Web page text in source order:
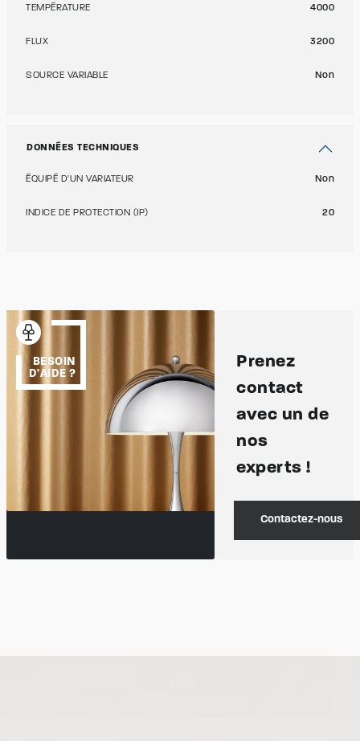
TEMPÉRATURE 4000
FLUX 3200
SOURCE VARIABLE Non
DONNÉES TECHNIQUES
ÉQUIPÉ D'UN VARIATEUR Non
INDICE DE PROTECTION (IP) 20
BESOIN
D'AIDE ?
Prenez
contact
avec un de
nos
experts !
Contactez-nous